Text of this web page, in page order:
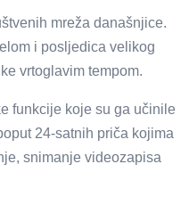
mreža današnjice.
i posljedica velikog
vrtoglavim tempom.
funkcije koje su ga učinile
24-satnih priča kojima
snimanje videozapisa